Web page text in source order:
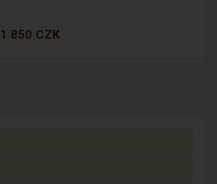
1 850 CZK